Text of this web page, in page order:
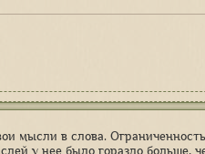
мысли в слова. Ограниченность
у нее было гораздо больше,